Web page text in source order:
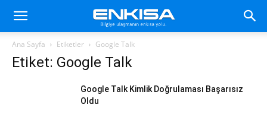
Ana Sayfa Etiketler Google Talk
Etiket: Google Talk
Google Talk Kimlik Doğrulaması Başarısız
Oldu